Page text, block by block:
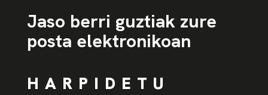
Jaso berri guztiak zure
posta elektronikoan
HARPIDETU